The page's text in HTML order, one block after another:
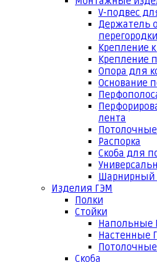
V-подвес
Держатель
перегородки
Крепление
Крепление
Опора для
Основание
лента
Распорка
Скоба для
Шарнирный
Изделия ГЭМ
Полки
Стойки
Напольные
Настенные
Скоба